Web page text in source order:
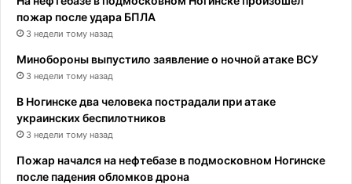
пожар после удара БПЛА
3 недели тому назад
Минобороны выпустило заявление о ночной атаке ВСУ
3 недели тому назад
В Ногинске два человека пострадали при атаке
украинских беспилотников
3 недели тому назад
Пожар начался на нефтебазе в подмосковном Ногинске
после падения обломков дрона